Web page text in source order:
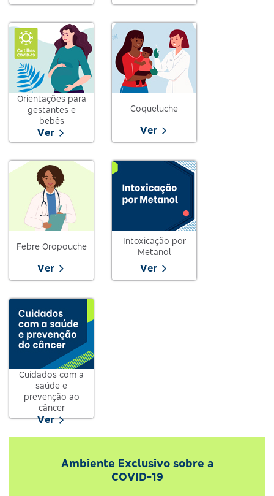
Orientações para
gestantes e
bebês
Ver
Coqueluche
Ver
Febre Oropouche
Ver
Intoxicação por
Metanol
Ver
Cuidados com a
saúde e
prevenção ao
câncer
Ver
Ambiente Exclusivo sobre a
COVID-19